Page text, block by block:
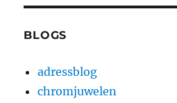
BLOGS
adressblog
chromjuwelen